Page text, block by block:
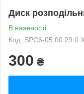
Диск
В наявності
Код: SPC6-05.00.29.0
300 ₴